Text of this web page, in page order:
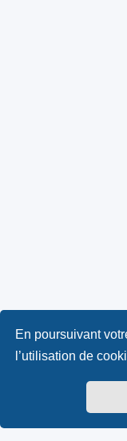
En poursuivant
l’utilisation de